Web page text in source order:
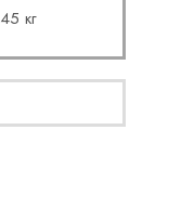
45 кг